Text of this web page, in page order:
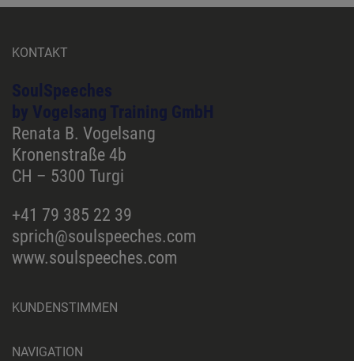
KONTAKT
Renata B. Vogelsang
Kronenstraße 4b
CH – 5300 Turgi
+41 79 385 22 39
sprich@soulspeeches.com
www.soulspeeches.com
KUNDENSTIMMEN
NAVIGATION